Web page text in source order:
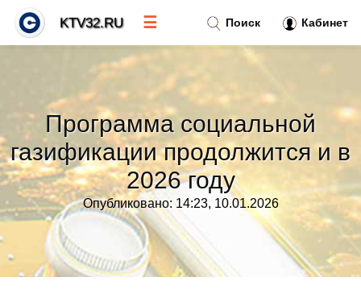
Программа социальной
газификации продолжится и в
2026 году
Опубликовано: 14:23, 10.01.2026
Поиск Кабинет
KTV32.RU ☰
Тренды новостей»
Рубрики»
Правила
Контакт»